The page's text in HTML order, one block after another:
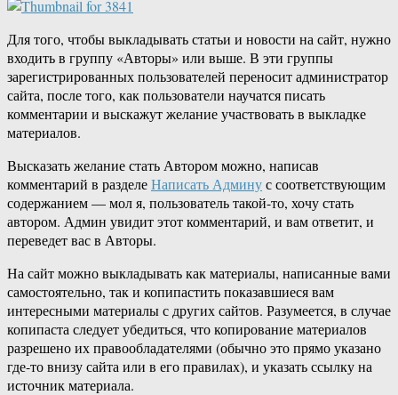
Для того, чтобы выкладывать статьи и новости на сайт, нужно
входить в группу «Авторы» или выше. В эти группы
зарегистрированных пользователей переносит администратор
сайта, после того, как пользователи научатся писать
комментарии и выскажут желание участвовать в выкладке
материалов.
Высказать желание стать Автором можно, написав
комментарий в разделеНаписать Админус соответствующим
содержанием — мол я, пользователь такой-то, хочу стать
автором. Админ увидит этот комментарий, и вам ответит, и
переведет вас в Авторы.
На сайт можно выкладывать как материалы, написанные вами
самостоятельно, так и копипастить показавшиеся вам
интересными материалы с других сайтов. Разумеется, в случае
копипаста следует убедиться, что копирование материалов
разрешено их правообладателями (обычно это прямо указано
где-то внизу сайта или в его правилах), и указать ссылку на
источник материала.